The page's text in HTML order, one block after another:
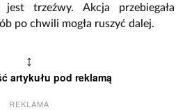
trzeźwy. Akcja przebiegała
po chwili mogła ruszyć dalej.
↕
artykułu pod reklamą
REKLAMA